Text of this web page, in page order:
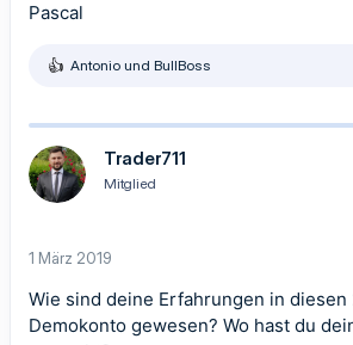
Pascal
R
k
t
i
o
n
:
Antonio und BullBoss
Trader711
Mitglied
1 März 2019
Wie sind deine Erfahrungen in diesen
Demokonto gewesen? Wo hast du